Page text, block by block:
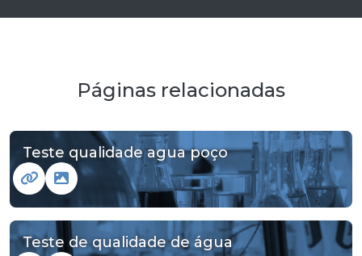
Páginas relacionadas
Teste qualidade agua poço
Teste de qualidade de água